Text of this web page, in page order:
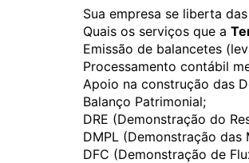
Sua empresa se liberta
Quais os serviços que a
Emissão de balancetes
Processamento contábil
Apoio na construção das
Balanço Patrimonial;
DRE (Demonstração do
DMPL (Demonstração
DFC (Demonstração de